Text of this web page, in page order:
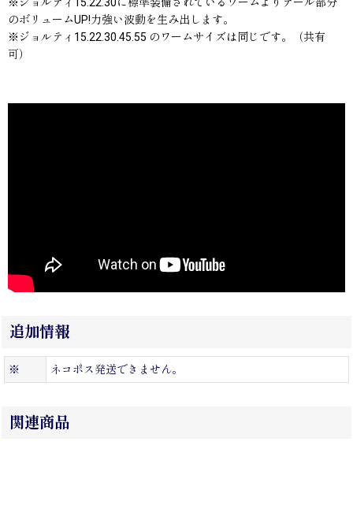
※ジョルティ15.22.30に標準装備されているワームよりテール部分
のボリュームUP!力強い波動を生み出します。
※ジョルティ15.22.30.45.55 のワームサイズは同じです。（共有
可）
追加情報
※ ネコポス発送できません。
関連商品